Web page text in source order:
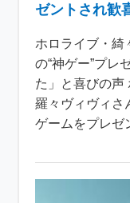
ゼントされ歓
ホロライブ・綺
の“神ゲー”プレ
た」と喜びの声
羅々ヴィヴィさ
ゲームをプレゼ